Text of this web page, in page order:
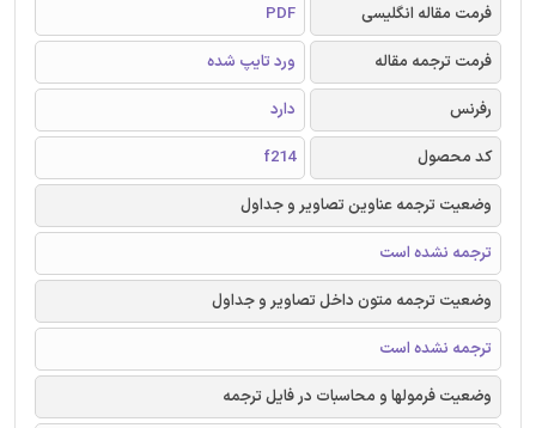
فرمت مقاله انگلیسی
PDF
فرمت ترجمه مقاله
ورد تایپ شده
رفرنس
دارد
کد محصول
f214
وضعیت ترجمه عناوین تصاویر و جداول
ترجمه نشده است
وضعیت ترجمه متون داخل تصاویر و جداول
ترجمه نشده است
وضعیت فرمولها و محاسبات در فایل ترجمه